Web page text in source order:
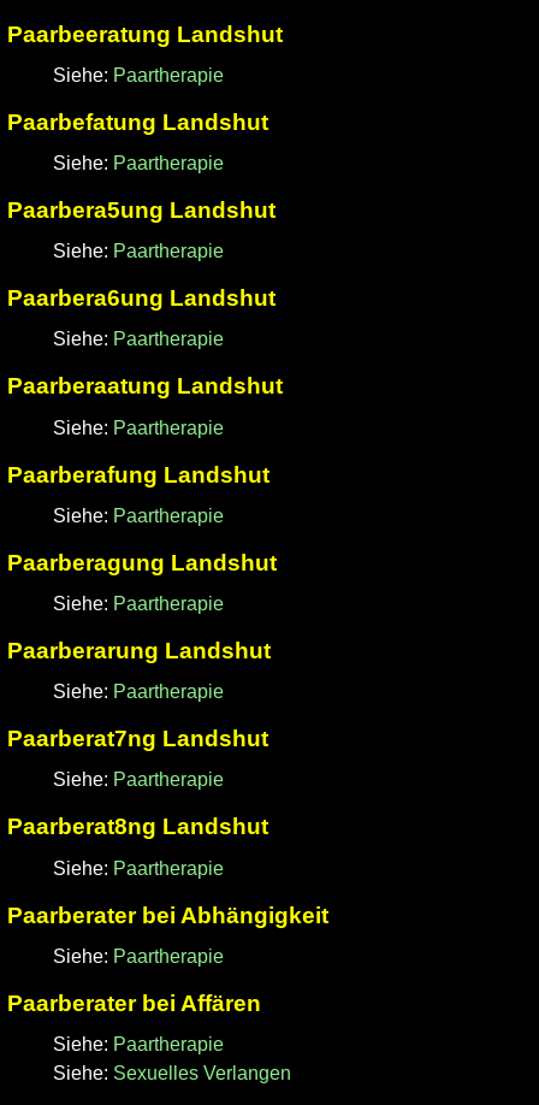
Paarbeeratung Landshut
Siehe: Paartherapie
Paarbefatung Landshut
Siehe: Paartherapie
Paarbera5ung Landshut
Siehe: Paartherapie
Paarbera6ung Landshut
Siehe: Paartherapie
Paarberaatung Landshut
Siehe: Paartherapie
Paarberafung Landshut
Siehe: Paartherapie
Paarberagung Landshut
Siehe: Paartherapie
Paarberarung Landshut
Siehe: Paartherapie
Paarberat7ng Landshut
Siehe: Paartherapie
Paarberat8ng Landshut
Siehe: Paartherapie
Paarberater bei Abhängigkeit
Siehe: Paartherapie
Paarberater bei Affären
Siehe: Paartherapie
Siehe: Sexuelles Verlangen